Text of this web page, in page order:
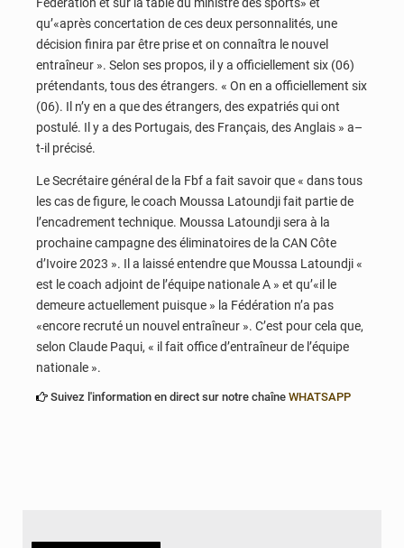
Fédération et sur la table du ministre des sports» et
qu’«après concertation de ces deux personnalités, une
décision finira par être prise et on connaîtra le nouvel
entraîneur ». Selon ses propos, il y a officiellement six (06)
prétendants, tous des étrangers. « On en a officiellement six
(06). Il n’y en a que des étrangers, des expatriés qui ont
postulé. Il y a des Portugais, des Français, des Anglais » a–
t-il précisé.
Le Secrétaire général de la Fbf a fait savoir que « dans tous
les cas de figure, le coach Moussa Latoundji fait partie de
l’encadrement technique. Moussa Latoundji sera à la
prochaine campagne des éliminatoires de la CAN Côte
d’Ivoire 2023 ». Il a laissé entendre que Moussa Latoundji «
est le coach adjoint de l’équipe nationale A » et qu’«il le
demeure actuellement puisque » la Fédération n’a pas
«encore recruté un nouvel entraîneur ». C’est pour cela que,
selon Claude Paqui, « il fait office d’entraîneur de l’équipe
nationale ».
Suivez l'information en direct sur notre chaîne WHATSAPP